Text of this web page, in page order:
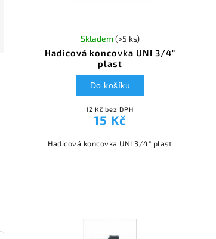
Hadicová koncovka UNI 3/4"
plast
Skladem(>5 ks)
12 Kč bez DPH
15 Kč
Do košíku
Hadicová koncovka UNI 3/4" plast